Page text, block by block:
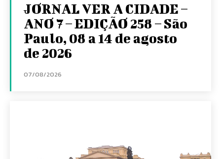
JORNAL VER A CIDADE –
ANO 7 – EDIÇÃO 258 – São
Paulo, 08 a 14 de agosto
de 2026
07/08/2026